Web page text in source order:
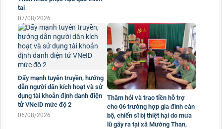
tai
07/08/2026
06/08/2026
Đẩy mạnh tuyên truyền, hướng
dẫn người dân kích hoạt và sử
dụng tài khoản định danh điện
tử VNeID mức độ 2
Thăm hỏi và trao tiền hỗ trợ
cho 06 trường hợp gia đình cán
bộ, chiến sĩ bị thiệt hại do mưa